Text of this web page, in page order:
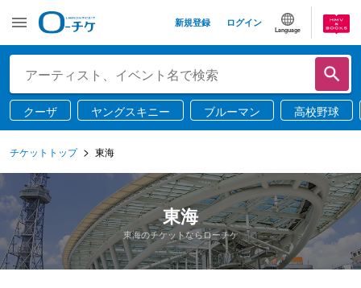
新規登録 ログイン
Language
クーザ ヤングスキニー ブルーマン 高校野球
チケットトップ 東海
東海
東海のチケットならローチケ